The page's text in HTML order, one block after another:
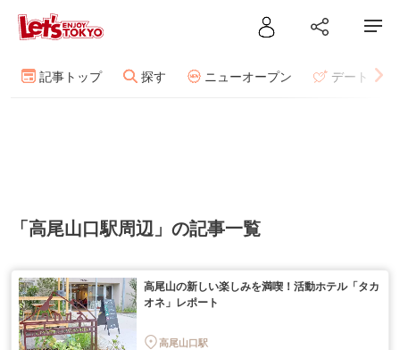
記事トップ 探す ニューオープン デート
「高尾山口駅周辺」の記事一覧
高尾山の新しい楽しみを満喫！活動ホテル「タカ
オネ」レポート
高尾山口駅